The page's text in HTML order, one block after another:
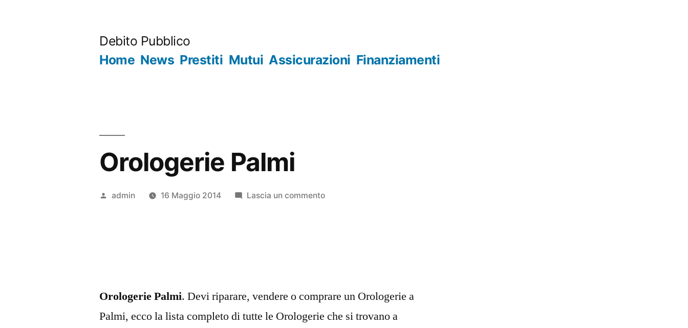
Debito Pubblico
Home News Prestiti Mutui Assicurazioni Finanziamenti
Orologerie Palmi
Pubblicato
admin 16 Maggio 2014 Lascia un commentosu
Orologerie Palmi. Devi riparare, vendere o comprare un Orologerie a
Palmi, ecco la lista completo di tutte le Orologerie che si trovano a